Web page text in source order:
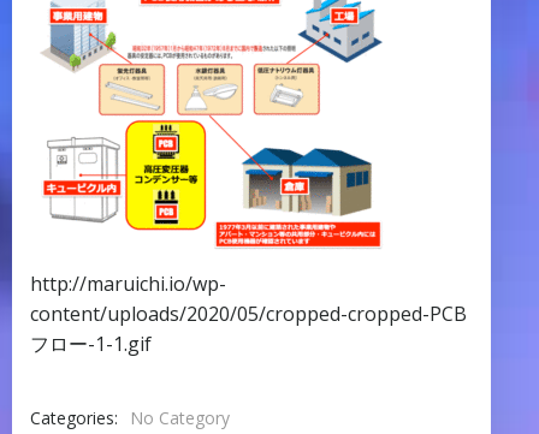
http://maruichi.io/wp-
content/uploads/2020/05/cropped-cropped-PCB
フロー-1-1.gif
Categories:
No Category